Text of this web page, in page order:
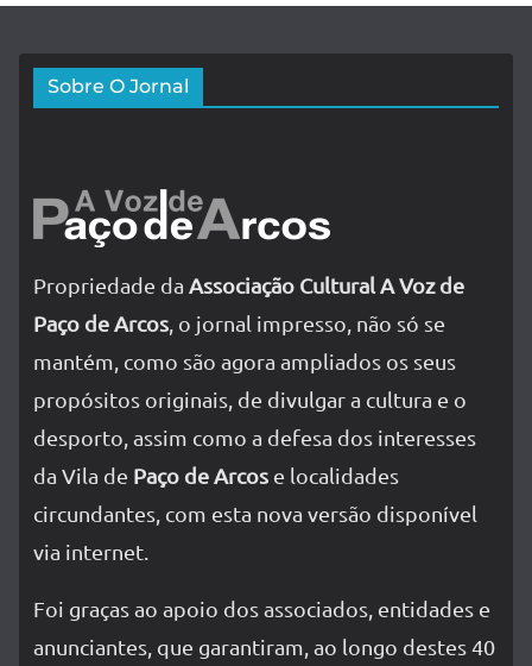
Sobre O Jornal
Propriedade da Associação Cultural A Voz de
Paço de Arcos , o jornal impresso, não só se
mantém, como são agora ampliados os seus
propósitos originais, de divulgar a cultura e o
desporto, assim como a defesa dos interesses
da Vila de Paço de Arcos e localidades
circundantes, com esta nova versão disponível
via internet.
Foi graças ao apoio dos associados, entidades e
anunciantes, que garantiram, ao longo destes 40